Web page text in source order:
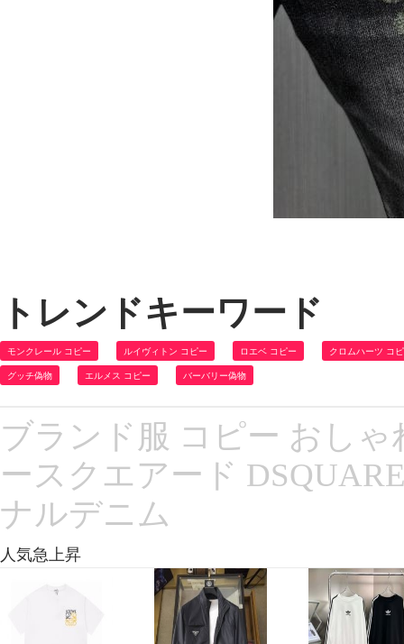
トレンドキーワード
モンクレール コピー ルイヴィトン コピー ロエベ コピー クロムハーツ コ
グッチ偽物 エルメス コピー バーバリー偽物
ブランド服 コピー おし
ースクエアード
ナルデニム
人気急上昇